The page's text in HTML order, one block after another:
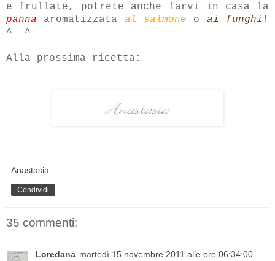
e frullate, potrete anche farvi in casa la
panna aromatizzata al salmone o ai funghi !
^__^
Alla prossima ricetta:
Anastasia
Condividi
35 commenti:
Loredana martedì 15 novembre 2011 alle ore 06:34:00